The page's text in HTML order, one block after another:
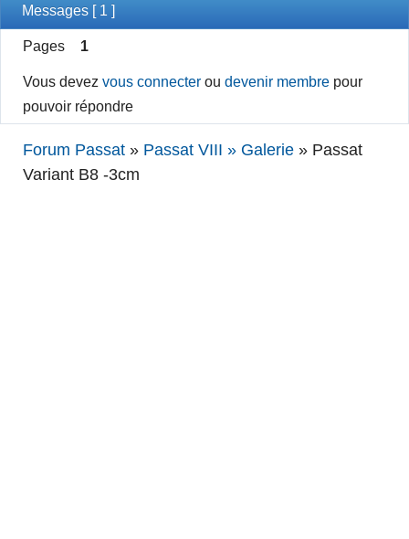
Messages [ 1 ]
Pages 1
Vous devezvous connecter oudevenir membre pour
pouvoir répondre
Forum Passat » Passat VIII » Galerie » Passat
Variant B8 -3cm